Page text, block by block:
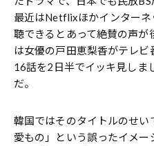
最近はNetflixほかインター
聴できるとあって絶賛の声
は女優の戸田恵梨香がテレ
16話を2日半でイッキ見しま
だ。
韓国ではそのタイトルのせ
愛もの」という誤ったイメ